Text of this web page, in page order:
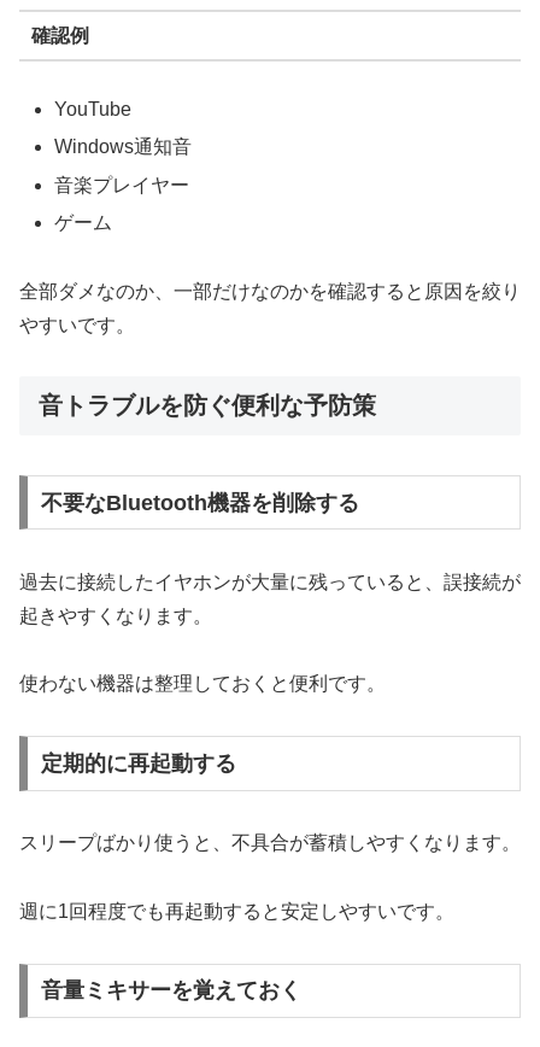
確認例
YouTube
Windows通知音
音楽プレイヤー
ゲーム
全部ダメなのか、一部だけなのかを確認すると原因を絞り
やすいです。
音トラブルを防ぐ便利な予防策
不要なBluetooth機器を削除する
過去に接続したイヤホンが大量に残っていると、誤接続が
起きやすくなります。
使わない機器は整理しておくと便利です。
定期的に再起動する
スリープばかり使うと、不具合が蓄積しやすくなります。
週に1回程度でも再起動すると安定しやすいです。
音量ミキサーを覚えておく